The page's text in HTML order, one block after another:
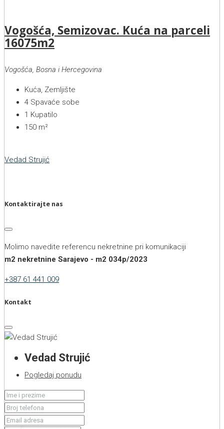
Vogošća, Semizovac. Kuća na parceli
16075m2
Vogošća, Bosna i Hercegovina
Kuća, Zemljište
4 Spavaće sobe
1 Kupatilo
150 m²
Vedad Strujić
Kontaktirajte nas
Molimo navedite referencu nekretnine pri komunikaciji
m2 nekretnine Sarajevo - m2 034p/2023
+387 61 441 009
Kontakt
Vedad Strujić
Pogledaj ponudu